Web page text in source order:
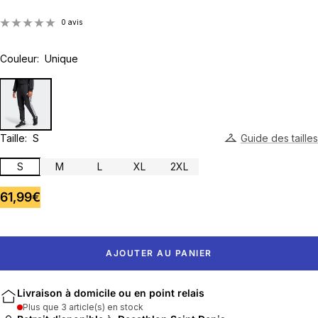
0 avis
Taille: S Guide des tailles
S M L XL 2XL
Couleur: Unique
Prix
vente
61,99€
AJOUTER AU PANIER
Livraison à domicile ou en point relais
Plus que 3 article(s) en stock